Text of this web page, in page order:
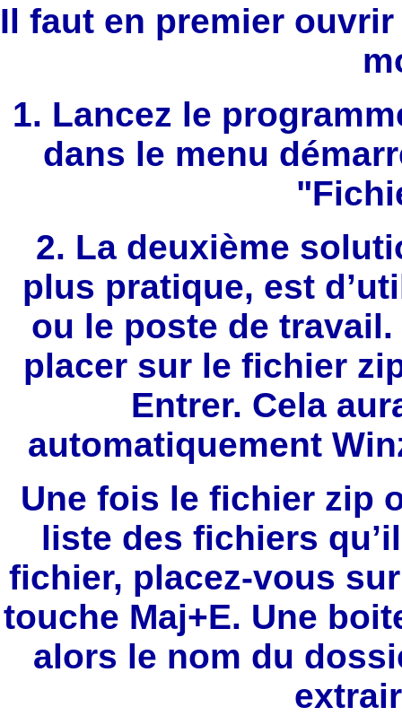
Il faut en premier
1. Lancez le
dans le menu
2. La deuxième
plus pratique, est
ou le poste de
placer sur le fichier
Entrer. Cela
automatiquement
Une fois le fichier zip
liste des fichiers
fichier, placez-vous
touche Maj+E. Une
alors le nom du